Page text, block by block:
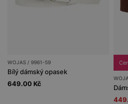
WOJAS / 9961-59
Bílý dámský opasek
649.00 Kč